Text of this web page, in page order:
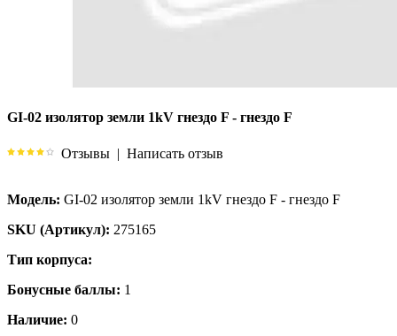
GI-02 изолятор земли 1kV гнездо F - гнездо F
Отзывы | Написать отзыв
Модель: GI-02 изолятор земли 1kV гнездо F - гнездо F
SKU (Артикул): 275165
Тип корпуса:
Бонусные баллы: 1
Наличие: 0